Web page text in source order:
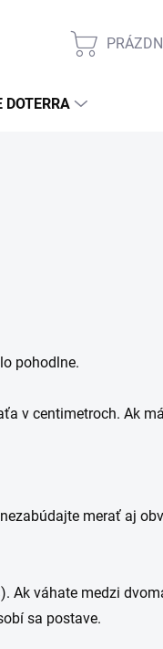
DOTERRA
pohodlne.
v centimetroch. Ak
merať aj
Ak váhate medzi
sa postave.